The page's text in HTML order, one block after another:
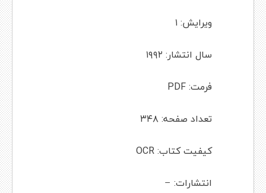
ویرایش: ۱
سال انتشار: ۱۹۹۲
فرمت: PDF
تعداد صفحه: ۳۴۸
کیفیت کتاب: OCR
انتشارات: –